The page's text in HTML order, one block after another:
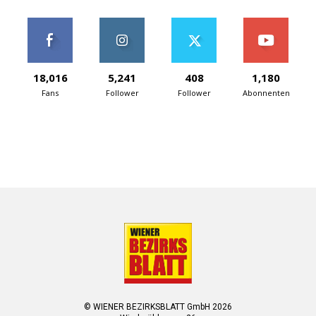
18,016
Fans
5,241
Follower
408
Follower
1,180
Abonnenten
© WIENER BEZIRKSBLATT GmbH 2026